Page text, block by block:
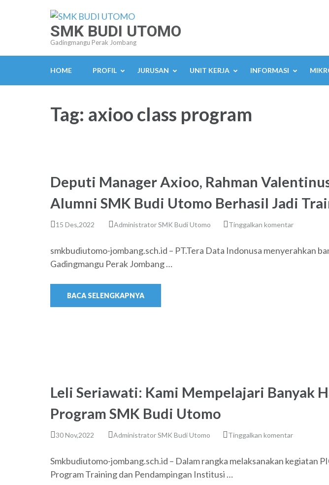
Enter)
SMK BUDI UTOMO
Gadingmangu Perak Jombang
HOME PROFIL JURUSAN UNIT KERJA INFORMASI
Tag: axioo class program
Deputi Manager Axioo, Rahman
Alumni SMK Budi Utomo Berhasil Jadi
15 Des,2022 Administrator SMK Budi Utomo Tinggalkan komentar
smkbudiutomo-jombang.sch.id – PT.Tera Data Indonusa menyerahkan
Gadingmangu Perak Jombang …
BACA SELENGKAPNYA
Leli Seriawati: Kami Mempelajari Banyak
Program SMK Budi Utomo
30 Nov,2022 Administrator SMK Budi Utomo Tinggalkan komentar
Smkbudiutomo-jombang.sch.id – Dalam rangka melaksanakan kegiatan
Program Training dan Pendampingan Institusi …